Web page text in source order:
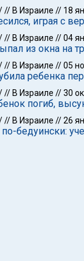
// В Израиле // 18
играя с
// В Израиле //04
из окна на
// В Израиле //05
ребенка
// В Израиле //30
погиб,
// В Израиле //26
бедуински: